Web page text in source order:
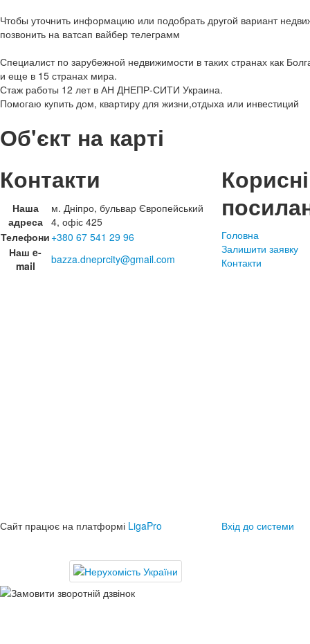
Чтобы уточнить информацию или подобрать другой вариант
позвонить на ватсап вайбер телеграмм
Специалист по зарубежной недвижимости в таких странах как
и еще в 15 странах мира.
Стаж работы 12 лет в АН ДНЕПР-СИТИ Украина.
Помогаю купить дом, квартиру для жизни,отдыха или инвестиций
Об'єкт на карті
Контакти
Наша
адреса
м. Дніпро, бульвар Європейський
4, офіс 425
Телефони +380 67 541 29 96
Наш e-
mail
bazza.dneprcity@gmail.com
Корисні
Головна
Залишити заявку
Контакти
Сайт працює на платформі LigaPro Вхід до системи